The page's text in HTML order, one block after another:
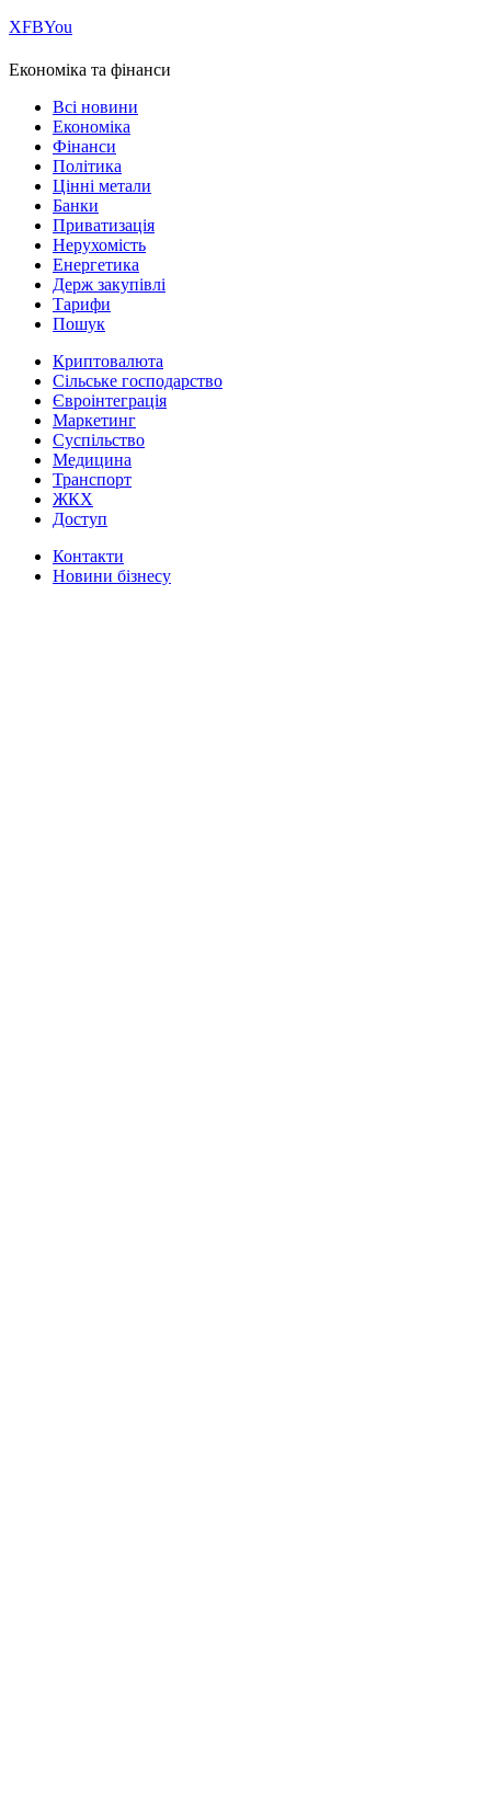
ХFBYou
Економіка та фінанси
Всі новини
Економіка
Фінанси
Політика
Цінні метали
Банки
Приватизація
Нерухомість
Енергетика
Держ закупівлі
Тарифи
Пошук
Криптовалюта
Сільське господарство
Євроінтеграція
Маркетинг
Суспільство
Медицина
Транспорт
ЖКХ
Доступ
Контакти
Новини бізнесу